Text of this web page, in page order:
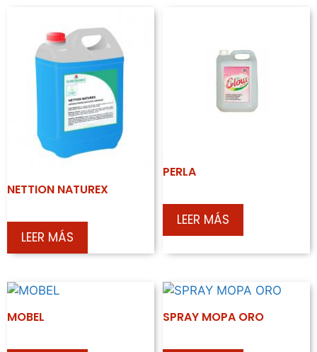
NETTION NATUREX
LEER MÁS
PERLA
LEER MÁS
MOBEL SPRAY MOPA ORO